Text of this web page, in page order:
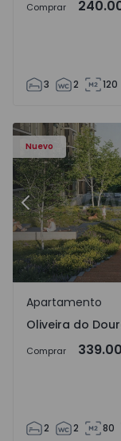
Comprar
3 2 120
Nuevo
1575522 - 8
Apartamento T2
Anterior
Oliveira do
Apartamento
Oliveira do
Comprar
2 2 80